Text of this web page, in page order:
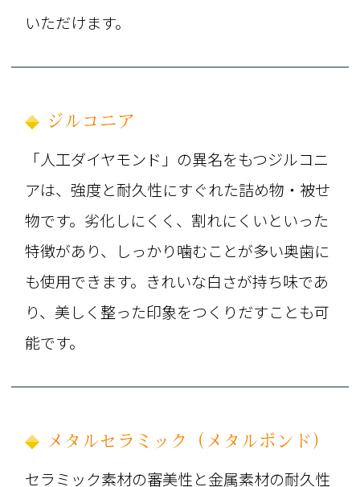
いただけます。
ジルコニア
「人工ダイヤモンド」の異名をもつジルコニ
アは、強度と耐久性にすぐれた詰め物・被せ
物です。劣化しにくく、割れにくいといった
特徴があり、しっかり噛むことが多い奥歯に
も使用できます。きれいな白さが持ち味であ
り、美しく整った印象をつくりだすことも可
能です。
メタルセラミック（メタルボンド）
セラミック素材の審美性と金属素材の耐久性